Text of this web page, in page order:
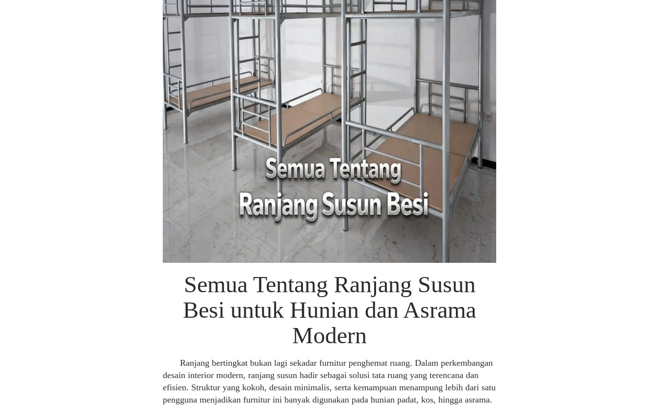
Semua Tentang Ranjang Susun
Besi untuk Hunian dan Asrama
Modern
Ranjang bertingkat bukan lagi sekadar furnitur penghemat ruang. Dalam perkembangan
desain interior modern, ranjang susun hadir sebagai solusi tata ruang yang terencana dan
efisien. Struktur yang kokoh, desain minimalis, serta kemampuan menampung lebih dari satu
pengguna menjadikan furnitur ini banyak digunakan pada hunian padat, kos, hingga asrama.